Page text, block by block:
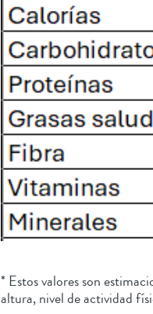
* Estos valores son
altura, nivel de actividad